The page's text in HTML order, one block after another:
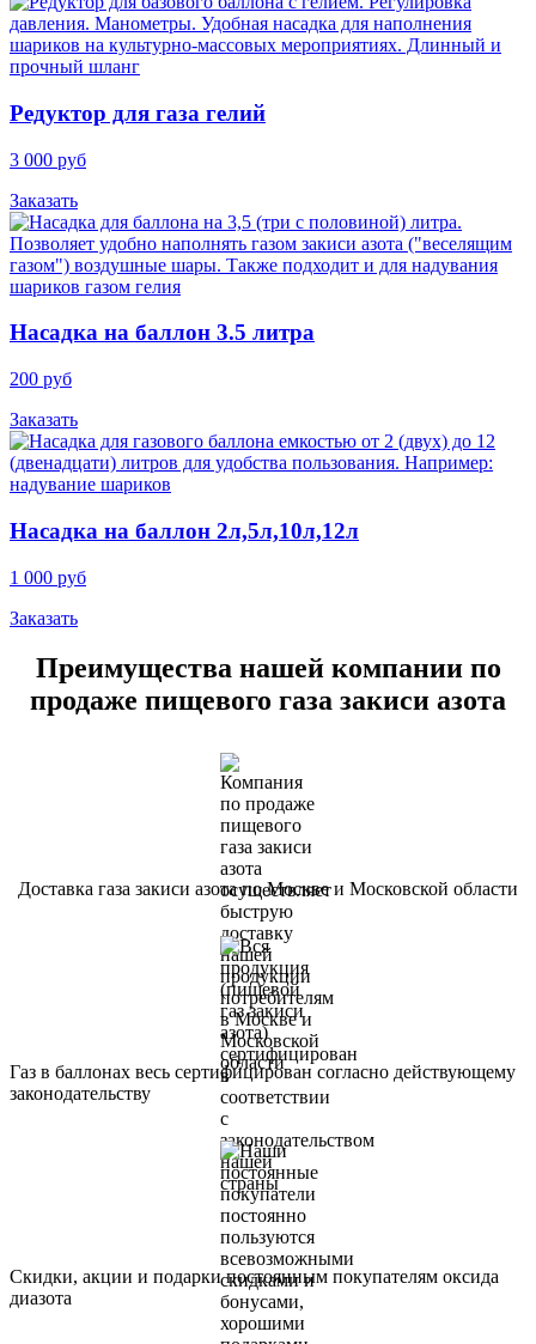
Редуктор для газа гелий
3 000 руб
Заказать
Насадка на баллон 3.5 литра
200 руб
Заказать
Насадка на баллон 2л,5л,10л,12л
1 000 руб
Заказать
Преимущества нашей компании по
продаже пищевого газа закиси азота
Доставка газа закиси азота по Москве и Московской области
Газ в баллонах весь сертифицирован согласно действующему
законодательству
Скидки, акции и подарки постоянным покупателям оксида
диазота